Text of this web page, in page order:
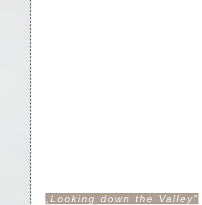
„Looking down the Valley“